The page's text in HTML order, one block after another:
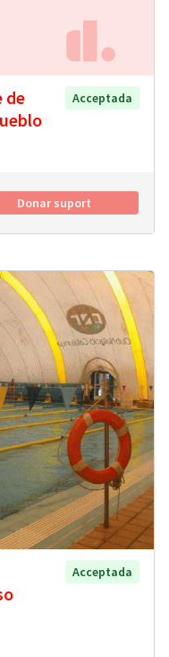
de
Acceptada
Donar suport
Acceptada